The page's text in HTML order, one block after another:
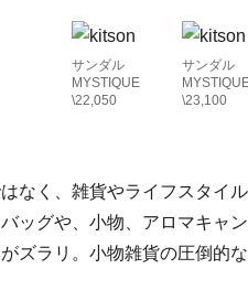
サンダル
MYSTIQUE
\22,050
サンダル
\23,100
なく、雑貨やライフスタイ
ッグや、小物、アロマキャ
ズラリ。小物雑貨の圧倒的